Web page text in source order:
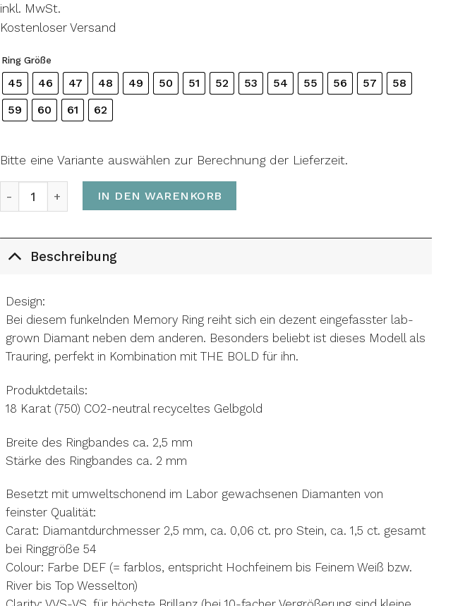
inkl. MwSt.
Kostenloser Versand
Ring Größe
45 46 47 48 49 50 51 52 53 54 55 56 57
58
59
60 61 62
Bitte eine Variante auswählen zur Berechnung der Lieferzeit.
Ring ETERNAL MEMORIES Menge
IN DEN WARENKORB
Beschreibung
Design:
Bei diesem funkelnden Memory Ring reiht sich ein dezent eingefasster lab-
grown Diamant neben dem anderen. Besonders beliebt ist dieses Modell als
Trauring, perfekt in Kombination mit THE BOLD für ihn.
Produktdetails:
18 Karat (750) CO2-neutral recyceltes Gelbgold
Breite des Ringbandes ca. 2,5 mm
Stärke des Ringbandes ca. 2 mm
Besetzt mit umweltschonend im Labor gewachsenen Diamanten von
feinster Qualität:
Carat: Diamantdurchmesser 2,5 mm, ca. 0,06 ct. pro Stein, ca. 1,5 ct. gesamt
bei Ringgröße 54
Colour: Farbe DEF (= farblos, entspricht Hochfeinem bis Feinem Weiß bzw.
River bis Top Wesselton)